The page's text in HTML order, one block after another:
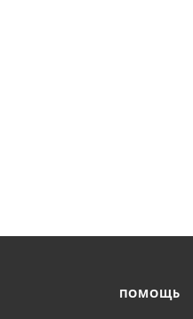
ПОМОЩЬ